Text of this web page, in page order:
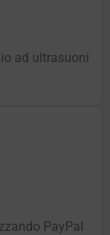
ad ultrasuoni
PayPal